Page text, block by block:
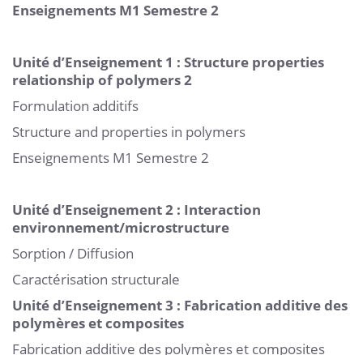
Enseignements M1 Semestre 2
Unité d’Enseignement 1 : Structure properties
relationship of polymers 2
Formulation additifs
Structure and properties in polymers
Enseignements M1 Semestre 2
Unité d’Enseignement 2 : Interaction
environnement/microstructure
Sorption / Diffusion
Caractérisation structurale
Unité d’Enseignement 3 : Fabrication additive des
polymères et composites
Fabrication additive des polymères et composites